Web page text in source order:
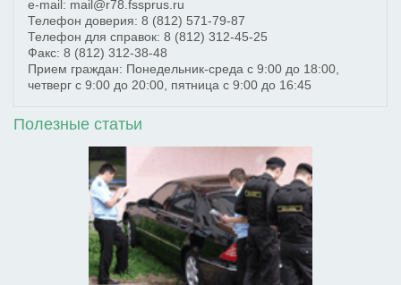
e-mail: mail@r78.fssprus.ru
Телефон доверия: 8 (812) 571-79-87
Телефон для справок: 8 (812) 312-45-25
Факс: 8 (812) 312-38-48
Прием граждан: Понедельник-среда с 9:00 до 18:00,
четверг с 9:00 до 20:00, пятница с 9:00 до 16:45
Полезные статьи